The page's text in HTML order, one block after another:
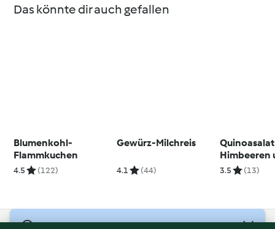
Das könnte dir auch gefallen
Blumenkohl-
Flammkuchen
4.5 (122)
Gewürz-Milchreis
4.1 (44)
Himbeeren
Walnüssen
3.5 (13)